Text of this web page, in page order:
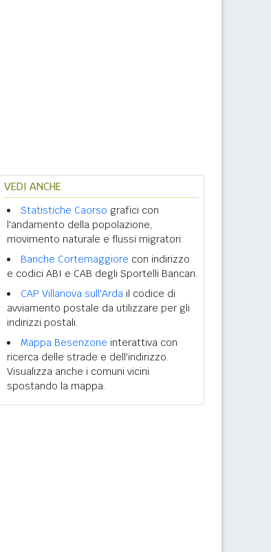
VEDI ANCHE
Statistiche Caorso grafici con
l'andamento della popolazione,
movimento naturale e flussi migratori.
Banche Cortemaggiore con indirizzo
e codici ABI e CAB degli Sportelli Bancari.
CAP Villanova sull'Arda il codice di
avviamento postale da utilizzare per gli
indirizzi postali.
Mappa Besenzone interattiva con
ricerca delle strade e dell'indirizzo.
Visualizza anche i comuni vicini
spostando la mappa.